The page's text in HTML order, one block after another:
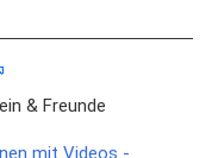
& Freunde
mit Videos -